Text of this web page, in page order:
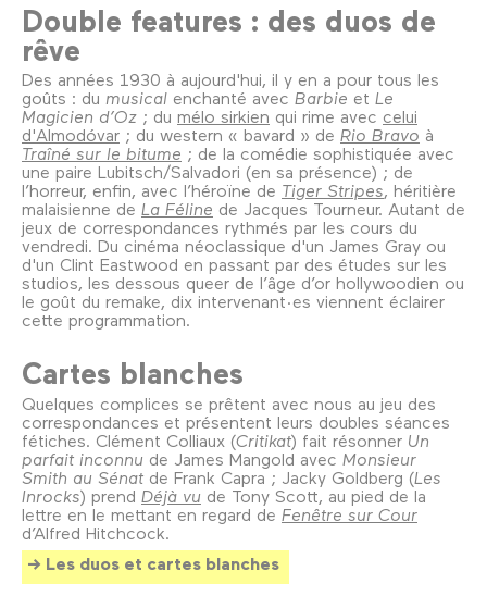
Double features : des duos de
rêve
Des années 1930 à aujourd'hui, il y en a pour tous les
goûts : du musical enchanté avec Barbie et Le
Magicien d’Oz ; du mélo sirkien qui rime avec celui
d'Almodóvar ; du western « bavard » de Rio Bravo à
Traîné sur le bitume ; de la comédie sophistiquée avec
une paire Lubitsch/Salvadori (en sa présence) ; de
l’horreur, enfin, avec l’héroïne de Tiger Stripes, héritière
malaisienne de La Féline de Jacques Tourneur. Autant de
jeux de correspondances rythmés par les cours du
vendredi. Du cinéma néoclassique d'un James Gray ou
d'un Clint Eastwood en passant par des études sur les
studios, les dessous queer de l’âge d’or hollywoodien ou
le goût du remake, dix intervenant·es viennent éclairer
cette programmation.
Cartes blanches
Quelques complices se prêtent avec nous au jeu des
correspondances et présentent leurs doubles séances
fétiches. Clément Colliaux (Critikat) fait résonner Un
parfait inconnu de James Mangold avec Monsieur
Smith au Sénat de Frank Capra ; Jacky Goldberg (Les
Inrocks) prend Déjà vu de Tony Scott, au pied de la
lettre en le mettant en regard de Fenêtre sur Cour
d’Alfred Hitchcock.
Les duos et cartes blanches